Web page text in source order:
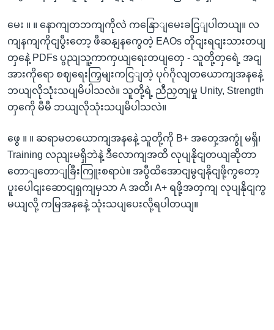
မေး ။ ။ နောကျတဘကျကိုလဲ ကနြောျမေးခငြျပါတယျ။ လ
ကျနကျကိုငျပွီးတော့ ဖီဆနျနကွေတဲ့ EAOs တိုငျးရငျးသားတပျ
တှနေဲ့ PDFs ပွညျသူ့ကာကှယျရေးတပျတှေ - သူတို့တှရေဲ့ အငျ
အားကိုရော စဈရေးကြှမျးကငြျတဲ့ ပုဂ်ဂိုလျတယောကျအနနေဲ့
ဘယျလိုသုံးသပျမိပါသလဲ။ သူတို့ရဲ့ ညီညှတျမှု Unity, Strength
တှကေို မီမီ ဘယျလိုသုံးသပျမိပါသလဲ။
ဖွေ ။ ။ ဆရာမတယောကျအနနေဲ့ သူတို့ကို B+ အတှေ့အကွုံ မရှိ၊
Training လညျးမရှိဘဲနဲ့ ဒီလောကျအထိ လုပျနိုငျတယျဆိုတာ
တောျတောျခြီးကြူးစရာပဲ။ အပွီထိအောငျမွငျနိုငျဖို့ကွတော့
ပူးပေါငျးဆောငျရှကျမှသာ A အထိ၊ A+ ရဖို့အတှကျ လုပျနိုငျကွ
မယျလို့ ကမြအနနေဲ့ သုံးသပျပေးလို့ရပါတယျ။